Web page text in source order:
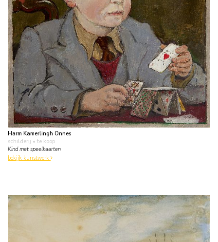
Harm Kamerlingh Onnes
schilderij • te koop
Kind met speelkaarten
bekijk kunstwerk